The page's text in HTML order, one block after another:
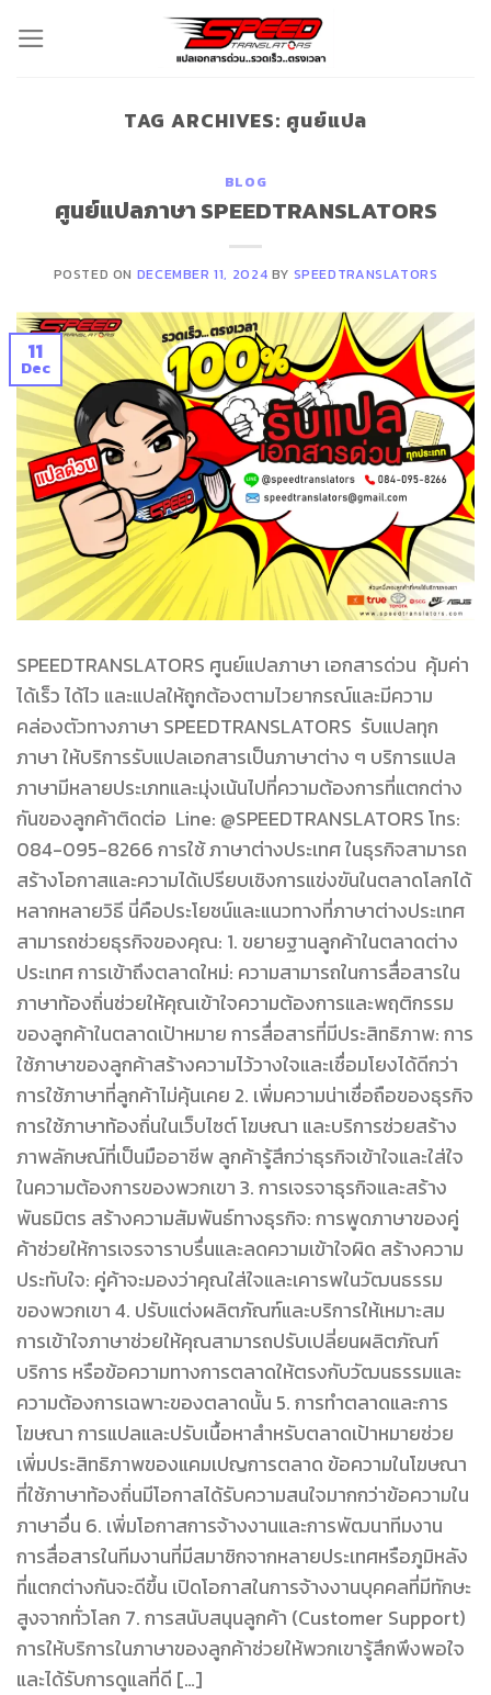
TAG ARCHIVES: ศูนย์แปล
BLOG
ศูนย์แปลภาษา SPEEDTRANSLATORS
POSTED ON DECEMBER 11, 2024 BY SPEEDTRANSLATORS
11
Dec
SPEEDTRANSLATORS ศูนย์แปลภาษา เอกสารด่วน คุ้มค่า
ได้เร็ว ได้ไว และแปลให้ถูกต้องตามไวยากรณ์และมีความ
คล่องตัวทางภาษา SPEEDTRANSLATORS รับแปลทุก
ภาษา ให้บริการรับแปลเอกสารเป็นภาษาต่าง ๆ บริการแปล
ภาษามีหลายประเภทและมุ่งเน้นไปที่ความต้องการที่แตกต่าง
กันของลูกค้าติดต่อ Line: @SPEEDTRANSLATORS โทร:
084-095-8266 การใช้ ภาษาต่างประเทศ ในธุรกิจสามารถ
สร้างโอกาสและความได้เปรียบเชิงการแข่งขันในตลาดโลกได้
หลากหลายวิธี นี่คือประโยชน์และแนวทางที่ภาษาต่างประเทศ
สามารถช่วยธุรกิจของคุณ: 1. ขยายฐานลูกค้าในตลาดต่าง
ประเทศ การเข้าถึงตลาดใหม่: ความสามารถในการสื่อสารใน
ภาษาท้องถิ่นช่วยให้คุณเข้าใจความต้องการและพฤติกรรม
ของลูกค้าในตลาดเป้าหมาย การสื่อสารที่มีประสิทธิภาพ: การ
ใช้ภาษาของลูกค้าสร้างความไว้วางใจและเชื่อมโยงได้ดีกว่า
การใช้ภาษาที่ลูกค้าไม่คุ้นเคย 2. เพิ่มความน่าเชื่อถือของธุรกิจ
การใช้ภาษาท้องถิ่นในเว็บไซต์ โฆษณา และบริการช่วยสร้าง
ภาพลักษณ์ที่เป็นมืออาชีพ ลูกค้ารู้สึกว่าธุรกิจเข้าใจและใส่ใจ
ในความต้องการของพวกเขา 3. การเจรจาธุรกิจและสร้าง
พันธมิตร สร้างความสัมพันธ์ทางธุรกิจ: การพูดภาษาของคู่
ค้าช่วยให้การเจรจาราบรื่นและลดความเข้าใจผิด สร้างความ
ประทับใจ: คู่ค้าจะมองว่าคุณใส่ใจและเคารพในวัฒนธรรม
ของพวกเขา 4. ปรับแต่งผลิตภัณฑ์และบริการให้เหมาะสม
การเข้าใจภาษาช่วยให้คุณสามารถปรับเปลี่ยนผลิตภัณฑ์
บริการ หรือข้อความทางการตลาดให้ตรงกับวัฒนธรรมและ
ความต้องการเฉพาะของตลาดนั้น 5. การทำตลาดและการ
โฆษณา การแปลและปรับเนื้อหาสำหรับตลาดเป้าหมายช่วย
เพิ่มประสิทธิภาพของแคมเปญการตลาด ข้อความในโฆษณา
ที่ใช้ภาษาท้องถิ่นมีโอกาสได้รับความสนใจมากกว่าข้อความใน
ภาษาอื่น 6. เพิ่มโอกาสการจ้างงานและการพัฒนาทีมงาน
การสื่อสารในทีมงานที่มีสมาชิกจากหลายประเทศหรือภูมิหลัง
ที่แตกต่างกันจะดีขึ้น เปิดโอกาสในการจ้างงานบุคคลที่มีทักษะ
สูงจากทั่วโลก 7. การสนับสนุนลูกค้า (Customer Support)
การให้บริการในภาษาของลูกค้าช่วยให้พวกเขารู้สึกพึงพอใจ
และได้รับการดูแลที่ดี […]